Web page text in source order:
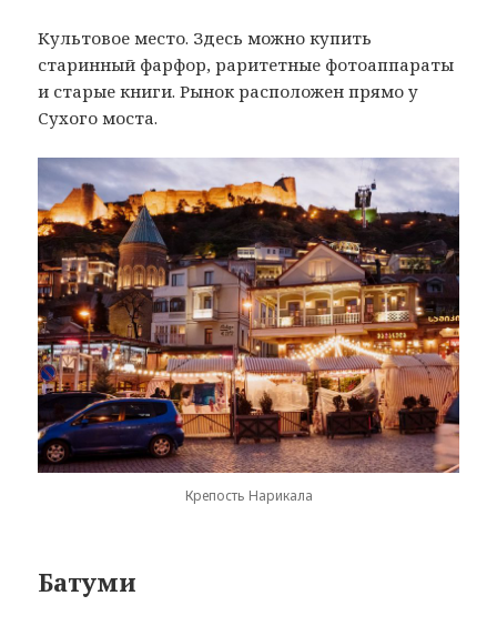
Культовое место. Здесь можно купить
старинный фарфор, раритетные фотоаппараты
и старые книги. Рынок расположен прямо у
Сухого моста.
Крепость Нарикала
Батуми